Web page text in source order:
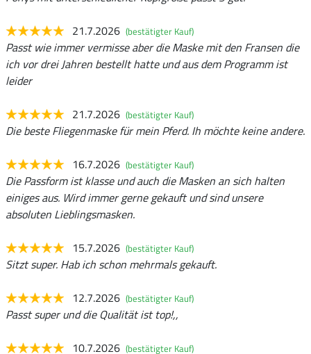
21.7.2026 (bestätigter Kauf)
Passt wie immer vermisse aber die Maske mit den Fransen die
ich vor drei Jahren bestellt hatte und aus dem Programm ist
leider
21.7.2026 (bestätigter Kauf)
Die beste Fliegenmaske für mein Pferd. Ih möchte keine andere.
16.7.2026 (bestätigter Kauf)
Die Passform ist klasse und auch die Masken an sich halten
einiges aus. Wird immer gerne gekauft und sind unsere
absoluten Lieblingsmasken.
15.7.2026 (bestätigter Kauf)
Sitzt super. Hab ich schon mehrmals gekauft.
12.7.2026 (bestätigter Kauf)
Passt super und die Qualität ist top!,,
10.7.2026 (bestätigter Kauf)